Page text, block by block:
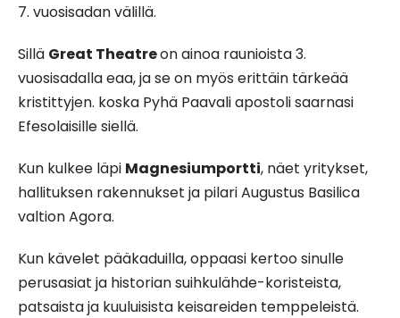
7. vuosisadan välillä.
Sillä Great Theatreon ainoa raunioista 3.
vuosisadalla eaa, ja se on myös erittäin tärkeää
kristittyjen. koska Pyhä Paavali apostoli saarnasi
Efesolaisille siellä.
Kun kulkee läpi Magnesiumportti, näet yritykset,
hallituksen rakennukset ja pilari Augustus Basilica
valtion Agora.
Kun kävelet pääkaduilla, oppaasi kertoo sinulle
perusasiat ja historian suihkulähde-koristeista,
patsaista ja kuuluisista keisareiden temppeleistä.